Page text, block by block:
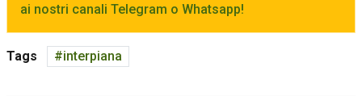
ai nostri canali Telegram o Whatsapp!
Tags interpiana